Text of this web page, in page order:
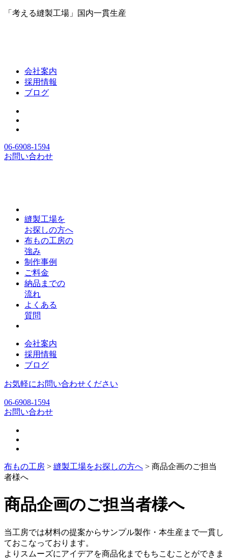
「考える縫製工場」国内一貫生産
会社案内
採用情報
ブログ
06-6908-1594
お問い合わせ
縫製工場を
お探しの方へ
布もの工房の
強み
制作事例
ご料金
納品までの
流れ
よくある
質問
会社案内
採用情報
ブログ
お気軽にお問い合わせください
06-6908-1594
お問い合わせ
布もの工房 > 縫製工場をお探しの方へ > 商品企画のご担当
者様へ
商品企画のご担当者様へ
当工房では材料の提案からサンプル製作・本生産まで一貫し
ておこなっております。
よりスムーズにアイデアを商品化までもちこむことができま